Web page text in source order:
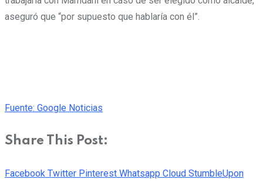
aseguró que “por supuesto que hablaría con él”.
Fuente: Google Noticias
Share This Post:
Facebook Twitter Pinterest Whatsapp Cloud StumbleUpon